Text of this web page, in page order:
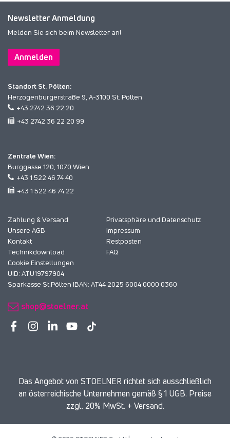
Newsletter Anmeldung
Melden Sie sich beim Newsletter an!
Anmelden
Standort St. Pölten:
Herzogenburgerstraße 9, A-3100 St. Pölten
+43 2742 36 22 20
+43 2742 36 22 20 99
Zentrale Wien:
Burggasse 120, 1070 Wien
+43 1 522 46 74 40
+43 1 522 46 74 22
Zahlung & Versand
Privatsphäre und Datenschutz
Unsere AGB
Impressum
Kontakt
Restposten
Technikdownload
FAQ
Cookie Einstellungen
UID: ATU19797904
Sparkasse St.Pölten IBAN: AT44 2025 6004 0000 0360
shop@stoelner.at
Das Angebot von STOELNER richtet sich ausschließlich
an österreichische Unternehmen gemäß § 1 UGB. Preise
zzgl. 20% MwSt. + Versand.